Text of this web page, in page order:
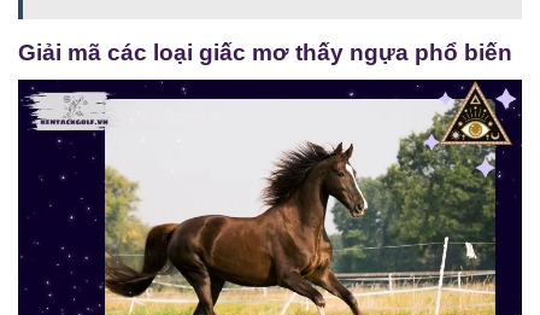
Giải mã các loại giấc mơ thấy ngựa phổ biến